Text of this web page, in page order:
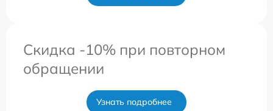
Скидка -10% при повторном
обращении
Узнать подробнее